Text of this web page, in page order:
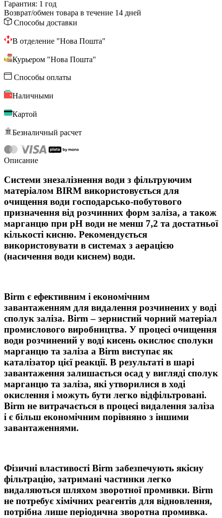
Гарантия: 1 год
Возврат/обмен товара в течение 14 дней
Способы доставки
В отделение "Нова Пошта"
Курьером "Нова Пошта"
Способы оплаты
Наличными
Картой
Безналичный расчет
Описание
Системи знезалізнення води з фільтруючим
матеріалом BIRM використовується для
очищення води господарсько-побутового
призначення від розчинних форм заліза, а також
марганцю при рН води не менш 7,2 та достатньої
кількості кисню. Рекомендується
використовувати в системах з аерацією
(насичення води киснем) води.
Birm є ефективним і економічним
завантаженням для видалення розчинених у воді
сполук заліза. Birm – зернистий чорний матеріал
промислового виробництва. У процесі очищення
води розчинений у воді кисень окислює сполуки
марганцю та заліза а Birm виступає як
каталізатор цієї реакції. В результаті в шарі
завантаження залишається осад у вигляді сполук
марганцю та заліза, які утворилися в ході
окислення і можуть бути легко відфільтровані.
Birm не витрачається в процесі видалення заліза
і є більш економічним порівняно з іншими
завантаженнями.
Фізичні властивості Birm забезпечують якісну
фільтрацію, затримані частинки легко
видаляються шляхом зворотної промивки. Birm
не потребує хімічних реагентів для відновлення,
потрібна лише періодична зворотна промивка.